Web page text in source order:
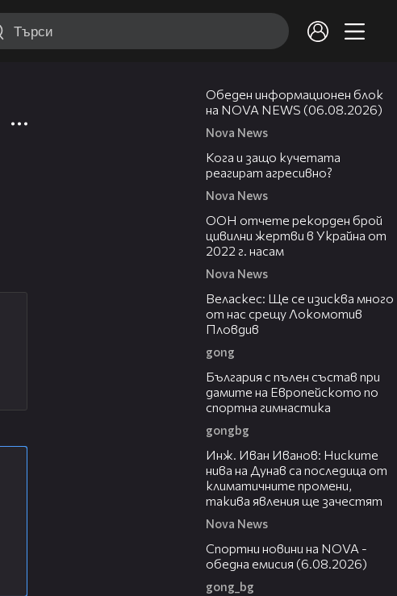
Обеден информационен блок
на NOVA NEWS (06.08.2026)
Nova News
Кога и защо кучетата
реагират агресивно?
Nova News
ООН отчете рекорден брой
цивилни жертви в Украйна от
2022 г. насам
Nova News
Веласкес: Ще се изисква много
от нас срещу Локомотив
Пловдив
gong
България с пълен състав при
дамите на Европейското по
спортна гимнастика
gongbg
Инж. Иван Иванов: Ниските
нива на Дунав са последица от
климатичните промени,
такива явления ще зачестят
Nova News
Спортни новини на NOVA -
обедна емисия (6.08.2026)
gong_bg